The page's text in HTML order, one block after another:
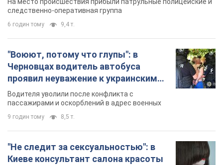
следственно-оперативная группа
6 годин тому 9,4 т.
"Воюют, потому что глупы": в
Черновцах водитель автобуса
проявил неуважение к украинским
военным и поплатился за это.
Видео
Водителя уволили после конфликта с
пассажирами и оскорблений в адрес военных
9 годин тому 8,5 т.
"Не следит за сексуальностью": в
Киеве консультант салона красоты